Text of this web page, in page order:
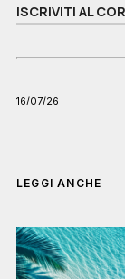
ISCRIVITI AL
16/07/26
LEGGI ANCHE